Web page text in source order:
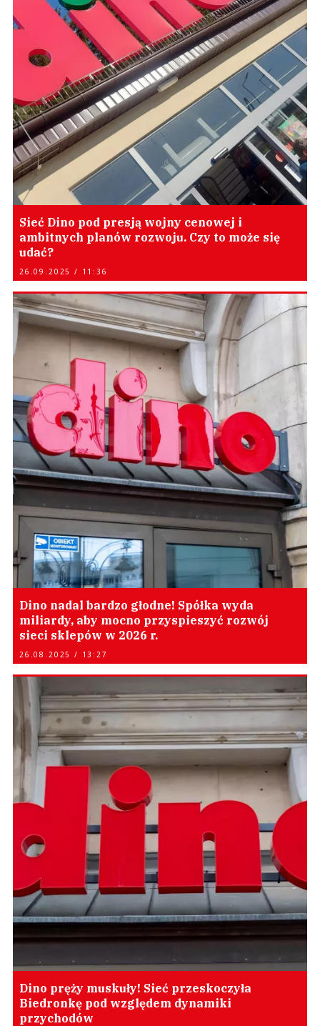
Sieć Dino pod presją wojny cenowej i
ambitnych planów rozwoju. Czy to może się
udać?
26.09.2025 / 11:36
Dino nadal bardzo głodne! Spółka wyda
miliardy, aby mocno przyspieszyć rozwój
sieci sklepów w 2026 r.
26.08.2025 / 13:27
Dino pręży muskuły! Sieć przeskoczyła
Biedronkę pod względem dynamiki
przychodów